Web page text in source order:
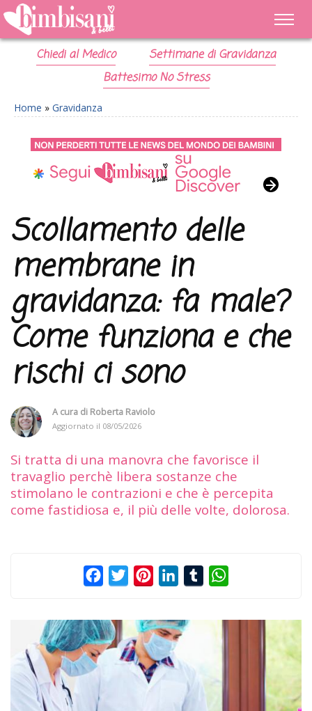
Chiedi al Medico
Settimane di Gravidanza
Battesimo No Stress
Home » Gravidanza
Scollamento delle
membrane in
gravidanza: fa male?
Come funziona e che
rischi ci sono
A cura di Roberta Raviolo
Aggiornato il 08/05/2026
Si tratta di una manovra che favorisce il
travaglio perchè libera sostanze che
stimolano le contrazioni e che è percepita
come fastidiosa e, il più delle volte, dolorosa.
FacebookTwitterPinterestLinkedInTumblr